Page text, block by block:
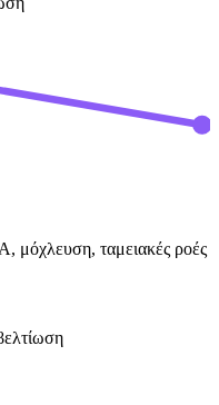
μόχλευση, ταμειακές ροές